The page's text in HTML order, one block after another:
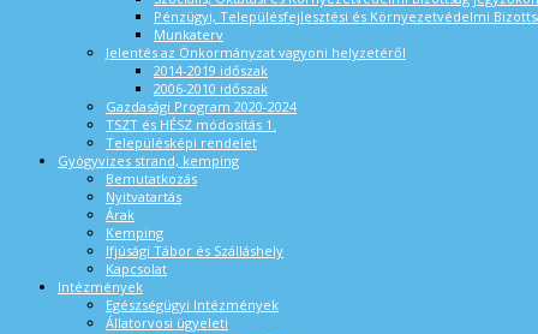
Pénzügyi, Településfejlesztési és Környezetvédelmi
Munkaterv
Jelentés az Önkormányzat vagyoni helyzetéről
2014-2019 időszak
2006-2010 időszak
Gazdasági Program 2020-2024
TSZT és HÉSZ módosítás 1.
Településképi rendelet
Gyógyvizes strand, kemping
Bemutatkozás
Nyitvatartás
Árak
Kemping
Ifjúsági Tábor és Szálláshely
Kapcsolat
Intézmények
Egészségügyi Intézmények
Állatorvosi ügyeleti